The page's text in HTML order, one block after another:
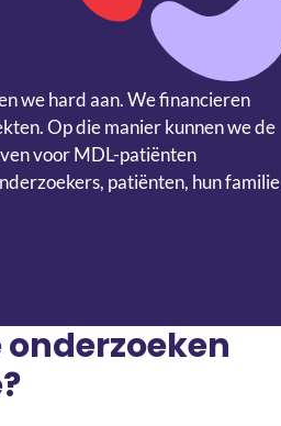
we hard aan. We financieren
Op die manier kunnen we de
voor MDL-patiënten
patiënten, hun familie